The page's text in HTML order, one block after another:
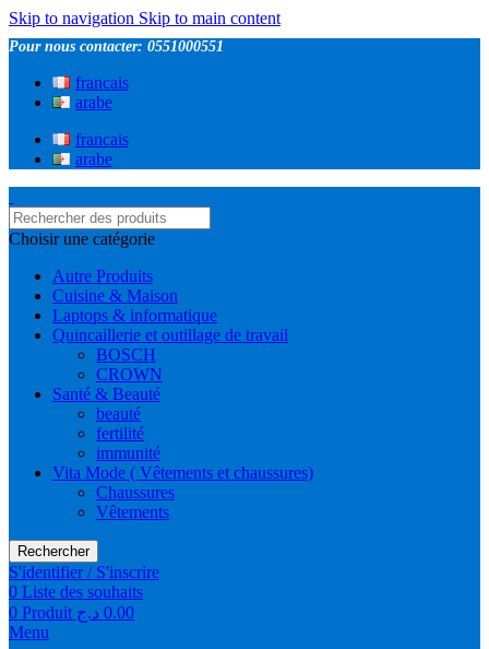
Skip to navigation Skip to main content
Pour nous contacter: 0551000551
francais
arabe
francais
arabe
Choisir une catégorie
Autre Produits
Cuisine & Maison
Laptops & informatique
Quincaillerie et outillage de travail
BOSCH
CROWN
Santé & Beauté
beauté
fertilité
immunité
Vita Mode ( Vêtements et chaussures)
Chaussures
Vêtements
Rechercher
S'identifier / S'inscrire
0 Liste des souhaits
0 Produit 0.00 د.ج
Menu